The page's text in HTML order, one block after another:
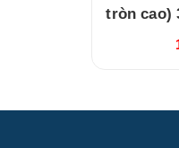
tròn cao)